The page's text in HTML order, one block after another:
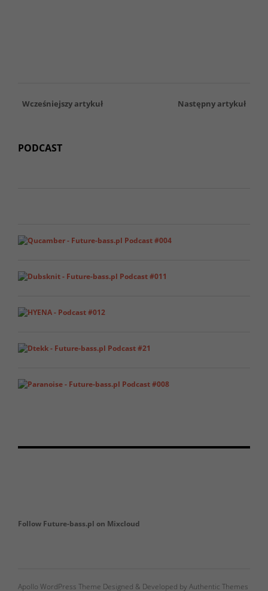
Wcześniejszy artykuł Następny artykuł
PODCAST
Follow Future-bass.pl on Mixcloud
Apollo WordPress Theme Designed & Developed by Authentic Themes